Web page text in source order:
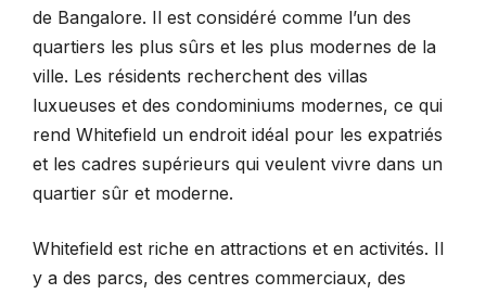
de Bangalore. Il est considéré comme l’un des
quartiers les plus sûrs et les plus modernes de la
ville. Les résidents recherchent des villas
luxueuses et des condominiums modernes, ce qui
rend Whitefield un endroit idéal pour les expatriés
et les cadres supérieurs qui veulent vivre dans un
quartier sûr et moderne.
Whitefield est riche en attractions et en activités. Il
y a des parcs, des centres commerciaux, des